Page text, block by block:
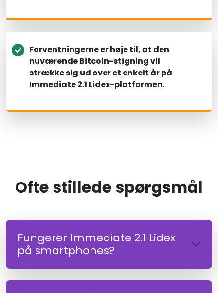
Forventningerne er høje til, at den
nuværende Bitcoin-stigning vil
strække sig ud over et enkelt år på
Immediate 2.1 Lidex-platformen.
Ofte stillede spørgsmål
Fungerer Immediate 2.1 Lidex
på smartphones?